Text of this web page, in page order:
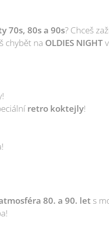
70s, 80s a 90s? Chceš
chybět na OLDIES NIGHTv
retro koktejly! 🍸
80. a 90. let s